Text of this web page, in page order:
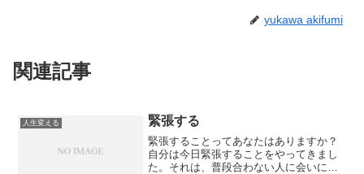
yukawa akifumi
関連記事
人生変える 緊張する
緊張することってあなたはありますか？
自分は今日緊張することをやってきまし
た。それは、普段合わない人に会いに行